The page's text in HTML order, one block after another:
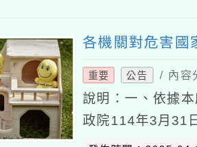
各機關對危害國
重要 公告 / 內容
說明：一、依據
政院114年3月31
免公務及機敏資